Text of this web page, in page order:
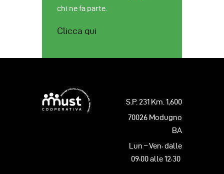
chi ne fa parte.
Clicca qui
S.P. 231 Km. 1,600
70026 Modugno
BA
Lun – Ven: dalle
09:00 alle 12:30